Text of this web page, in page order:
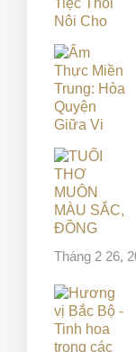
Tháng 2 26,